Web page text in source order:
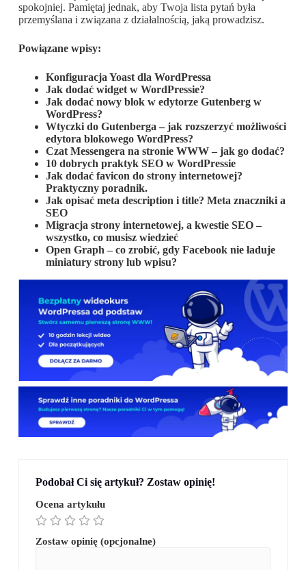
spokojniej. Pamiętaj jednak, aby Twoja lista pytań była
przemyślana i związana z działalnością, jaką prowadzisz.
Powiązane wpisy:
Konfiguracja Yoast dla WordPressa
Jak dodać widget w WordPressie?
Jak dodać nowy blok w edytorze Gutenberg w
WordPress?
Wtyczki do Gutenberga – jak rozszerzyć możliwości
edytora blokowego WordPress?
Czat Messengera na stronie WWW – jak go dodać?
10 dobrych praktyk SEO w WordPressie
Jak dodać favicon do strony internetowej?
Praktyczny poradnik.
Jak opisać meta description i title? Meta znaczniki a
SEO
Migracja strony internetowej, a kwestie SEO –
wszystko, co musisz wiedzieć
Open Graph – co zrobić, gdy Facebook nie ładuje
miniatury strony lub wpisu?
Podobał Ci się artykuł? Zostaw opinię!
Ocena artykułu
Zostaw opinię (opcjonalne)